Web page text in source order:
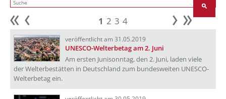
Anfang 1 2 3 4 weiter
veröffentlicht am 31.05.2019
UNESCO-Welterbetag am 2. Juni
Am ersten Junisonntag, den 2. Juni, laden viele
der Welterbestätten in Deutschland zum bundesweiten UNESCO-
Welterbetag ein.